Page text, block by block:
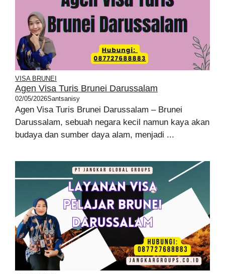
VISA BRUNEI
Agen Visa Turis Brunei Darussalam
02/05/2026Santsanisy
Agen Visa Turis Brunei Darussalam – Brunei
Darussalam, sebuah negara kecil namun kaya akan
budaya dan sumber daya alam, menjadi ...